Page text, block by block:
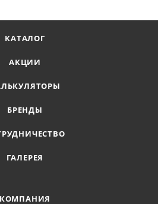
КАТАЛОГ
АКЦИИ
БРЕНДЫ
ГАЛЕРЕЯ
КОМПАНИЯ